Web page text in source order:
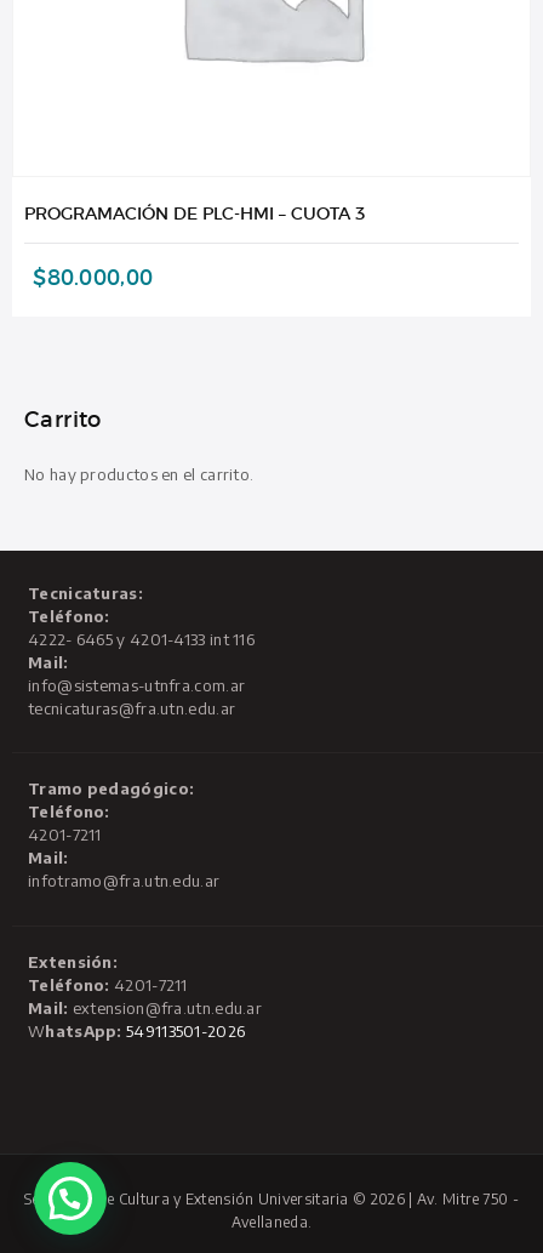
PROGRAMACIÓN DE PLC-HMI – CUOTA 3
$80.000,00
Carrito
No hay productos en el carrito.
Tecnicaturas:
Teléfono:
4222- 6465 y 4201-4133 int 116
Mail:
info@sistemas-utnfra.com.ar
tecnicaturas@fra.utn.edu.ar
Tramo pedagógico:
Teléfono:
4201-7211
Mail:
infotramo@fra.utn.edu.ar
Extensión:
Teléfono: 4201-7211
Mail: extension@fra.utn.edu.ar
WhatsApp: 549113501-2026
Secretaría de Cultura y Extensión Universitaria © 2026 | Av. Mitre 750 -
Avellaneda.